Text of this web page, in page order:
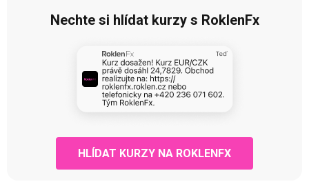
Nechte si hlídat kurzy s RoklenFx
HLÍDAT KURZY NA ROKLENFX